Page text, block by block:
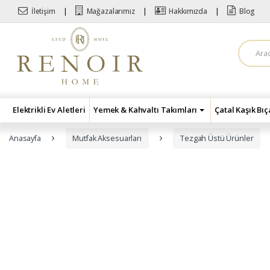
Skip to navigation
Skip to content
İletişim Mağazalarımız Hakkımızda Blog
A
r
a
Elektrikli Ev Aletleri Yemek & Kahvaltı Takımları Çatal Kaşık
Anasayfa Mutfak Aksesuarları Tezgah Üstü Ürünler